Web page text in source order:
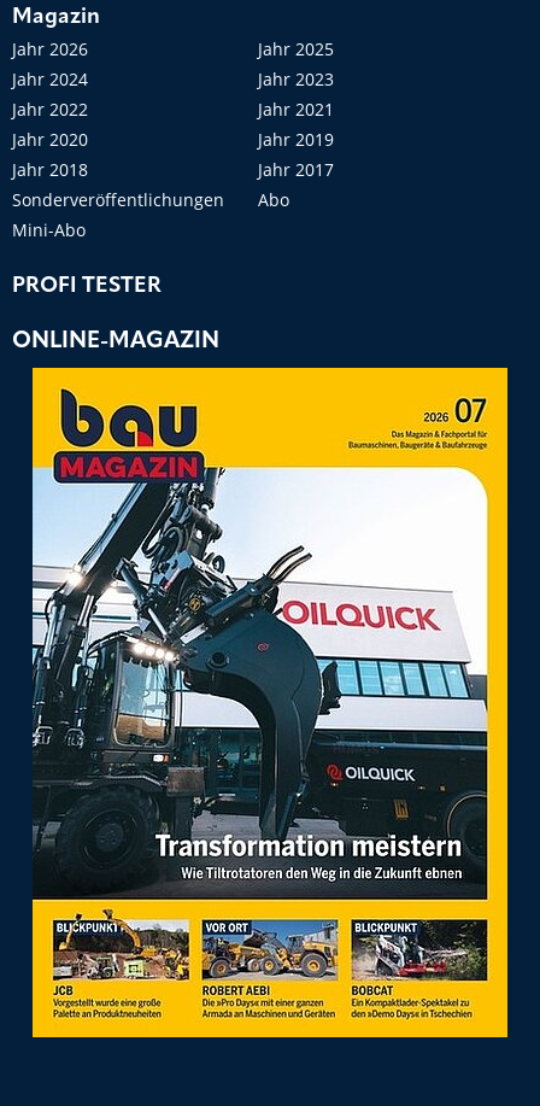
Magazin
Jahr 2026
Jahr 2025
Jahr 2024
Jahr 2023
Jahr 2022
Jahr 2021
Jahr 2020
Jahr 2019
Jahr 2018
Jahr 2017
Sonderveröffentlichungen
Abo
Mini-Abo
PROFI TESTER
ONLINE-MAGAZIN